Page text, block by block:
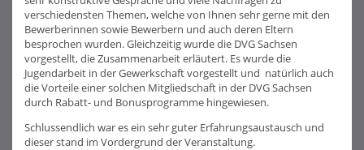
verschiedensten Themen, welche von Ihnen sehr gerne mit den
Bewerberinnen sowie Bewerbern und auch deren Eltern
besprochen wurden. Gleichzeitig wurde die DVG Sachsen
vorgestellt, die Zusammenarbeit erläutert. Es wurde die
Jugendarbeit in der Gewerkschaft vorgestellt und natürlich auch
die Vorteile einer solchen Mitgliedschaft in der DVG Sachsen
durch Rabatt- und Bonusprogramme hingewiesen.
Schlussendlich war es ein sehr guter Erfahrungsaustausch und
dieser stand im Vordergrund der Veranstaltung.